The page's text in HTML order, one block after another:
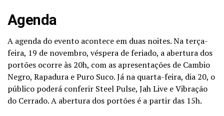
Agenda
A agenda do evento acontece em duas noites. Na terça-
feira, 19 de novembro, véspera de feriado, a abertura dos
portões ocorre às 20h, com as apresentações de Cambio
Negro, Rapadura e Puro Suco. Já na quarta-feira, dia 20, o
público poderá conferir Steel Pulse, Jah Live e Vibração
do Cerrado. A abertura dos portões é a partir das 15h.